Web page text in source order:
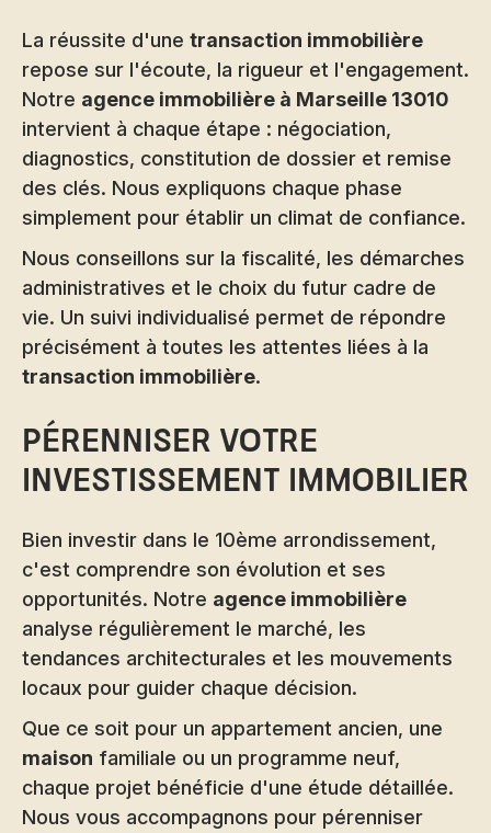
La réussite d'une transaction immobilière
repose sur l'écoute, la rigueur et l'engagement.
Notre agence immobilière à Marseille 13010
intervient à chaque étape : négociation,
diagnostics, constitution de dossier et remise
des clés. Nous expliquons chaque phase
simplement pour établir un climat de confiance.
Nous conseillons sur la fiscalité, les démarches
administratives et le choix du futur cadre de
vie. Un suivi individualisé permet de répondre
précisément à toutes les attentes liées à la
transaction immobilière.
Pérenniser votre
investissement immobilier
Bien investir dans le 10ème arrondissement,
c'est comprendre son évolution et ses
opportunités. Notre agence immobilière
analyse régulièrement le marché, les
tendances architecturales et les mouvements
locaux pour guider chaque décision.
Que ce soit pour un appartement ancien, une
maison familiale ou un programme neuf,
chaque projet bénéficie d'une étude détaillée.
Nous vous accompagnons pour pérenniser